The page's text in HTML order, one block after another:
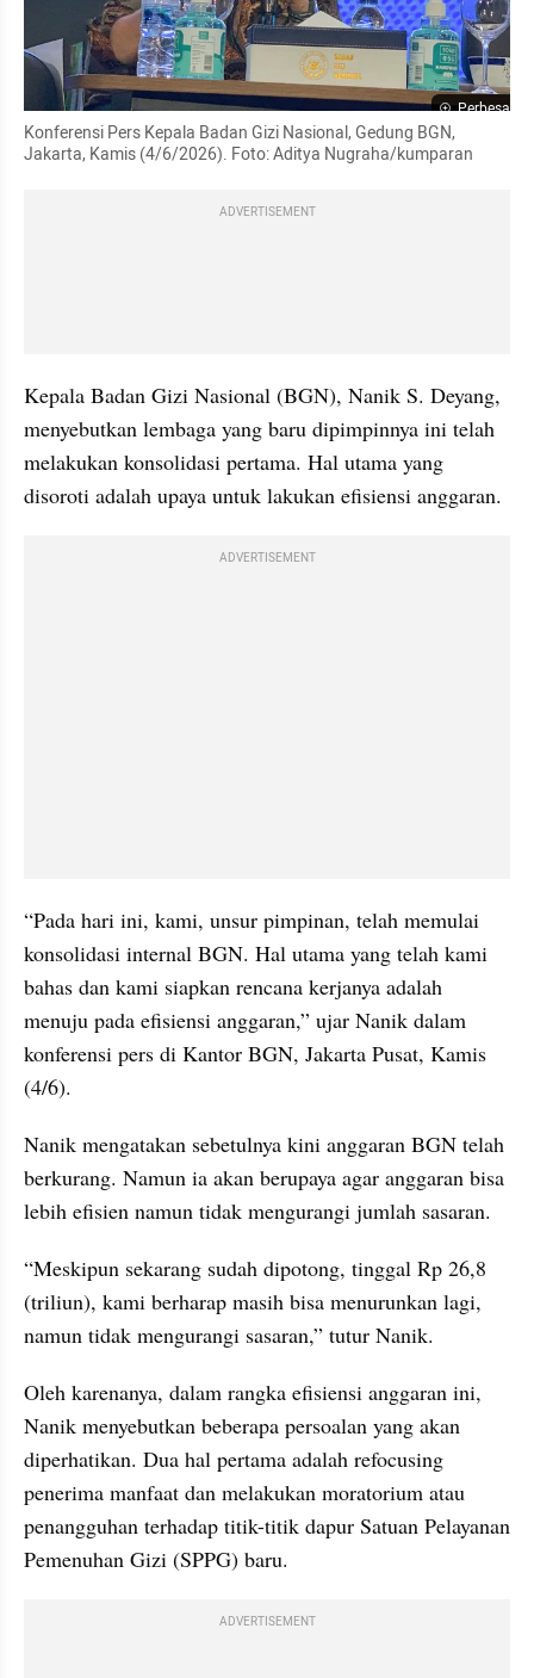
Perbesar
Konferensi Pers Kepala Badan Gizi Nasional, Gedung BGN,
Jakarta, Kamis (4/6/2026). Foto: Aditya Nugraha/kumparan
ADVERTISEMENT
Kepala Badan Gizi Nasional (BGN), Nanik S. Deyang,
menyebutkan lembaga yang baru dipimpinnya ini telah
melakukan konsolidasi pertama. Hal utama yang
disoroti adalah upaya untuk lakukan efisiensi anggaran.
ADVERTISEMENT
“Pada hari ini, kami, unsur pimpinan, telah memulai
konsolidasi internal BGN. Hal utama yang telah kami
bahas dan kami siapkan rencana kerjanya adalah
menuju pada efisiensi anggaran,” ujar Nanik dalam
konferensi pers di Kantor BGN, Jakarta Pusat, Kamis
(4/6).
Nanik mengatakan sebetulnya kini anggaran BGN telah
berkurang. Namun ia akan berupaya agar anggaran bisa
lebih efisien namun tidak mengurangi jumlah sasaran.
“Meskipun sekarang sudah dipotong, tinggal Rp 26,8
(triliun), kami berharap masih bisa menurunkan lagi,
namun tidak mengurangi sasaran,” tutur Nanik.
Oleh karenanya, dalam rangka efisiensi anggaran ini,
Nanik menyebutkan beberapa persoalan yang akan
diperhatikan. Dua hal pertama adalah refocusing
penerima manfaat dan melakukan moratorium atau
penangguhan terhadap titik-titik dapur Satuan Pelayanan
Pemenuhan Gizi (SPPG) baru.
ADVERTISEMENT